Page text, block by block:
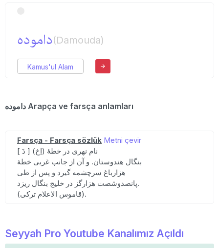
داموده(Damouda)
Kamus'ul Alam
داموده Arapça ve farsça anlamları
Farsça - Farsça sözlük Metni çevir
[ دَ ] (اِخ) نام نهری در خطهٔ
بنگال هندوستان. و آن از جانب غربی خطهٔ
هزارباغ سرچشمه گیرد و پس از طی
پانصدوشصت هزارگز در خلیج بنگال ریزد.
(قاموس الاعلام ترکی).
Seyyah Pro Youtube Kanalımız Açıldı